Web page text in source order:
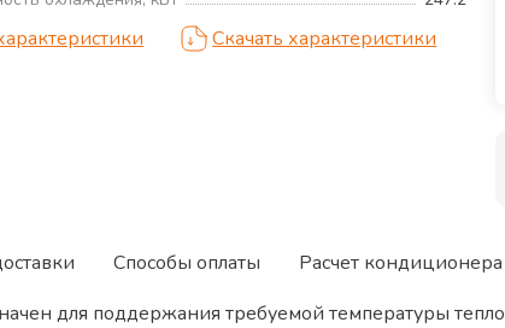
Скачать характеристики
Способы оплаты Расчет кондиционера
для поддержания требуемой температуры